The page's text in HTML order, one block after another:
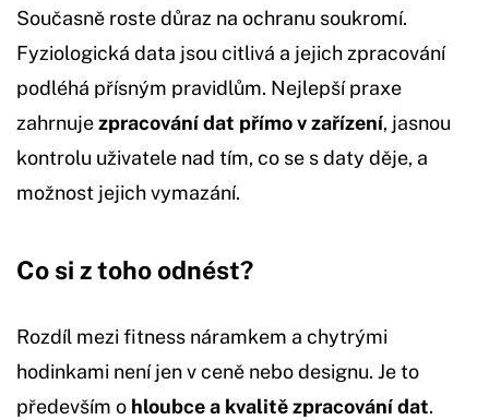
Současně roste důraz na ochranu soukromí.
Fyziologická data jsou citlivá a jejich zpracování
podléhá přísným pravidlům. Nejlepší praxe
zahrnujezpracování dat přímo v zařízení, jasnou
kontrolu uživatele nad tím, co se s daty děje, a
možnost jejich vymazání.
Co si z toho odnést?
Rozdíl mezi fitness náramkem a chytrými
hodinkami není jen v ceně nebo designu. Je to
především o hloubce a kvalitě zpracování dat.